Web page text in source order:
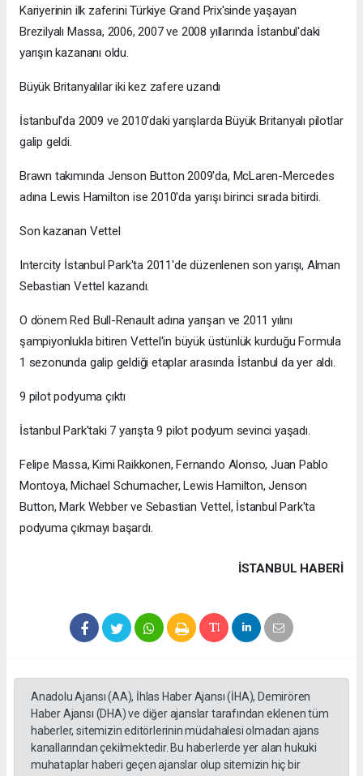
Kariyerinin ilk zaferini Türkiye Grand Prix'sinde yaşayan
Brezilyalı Massa, 2006, 2007 ve 2008 yıllarında İstanbul'daki
yarışın kazananı oldu.
Büyük Britanyalılar iki kez zafere uzandı
İstanbul'da 2009 ve 2010'daki yarışlarda Büyük Britanyalı pilotlar
galip geldi.
Brawn takımında Jenson Button 2009'da, McLaren-Mercedes
adına Lewis Hamilton ise 2010'da yarışı birinci sırada bitirdi.
Son kazanan Vettel
Intercity İstanbul Park'ta 2011'de düzenlenen son yarışı, Alman
Sebastian Vettel kazandı.
O dönem Red Bull-Renault adına yarışan ve 2011 yılını
şampiyonlukla bitiren Vettel'in büyük üstünlük kurduğu Formula
1 sezonunda galip geldiği etaplar arasında İstanbul da yer aldı.
9 pilot podyuma çıktı
İstanbul Park'taki 7 yarışta 9 pilot podyum sevinci yaşadı.
Felipe Massa, Kimi Raikkonen, Fernando Alonso, Juan Pablo
Montoya, Michael Schumacher, Lewis Hamilton, Jenson
Button, Mark Webber ve Sebastian Vettel, İstanbul Park'ta
podyuma çıkmayı başardı.
İSTANBUL HABERİ
Anadolu Ajansı (AA), İhlas Haber Ajansı (İHA), Demirören
Haber Ajansı (DHA) ve diğer ajanslar tarafından eklenen tüm
haberler, sitemizin editörlerinin müdahalesi olmadan ajans
kanallarından çekilmektedir. Bu haberlerde yer alan hukuki
muhataplar haberi geçen ajanslar olup sitemizin hiç bir